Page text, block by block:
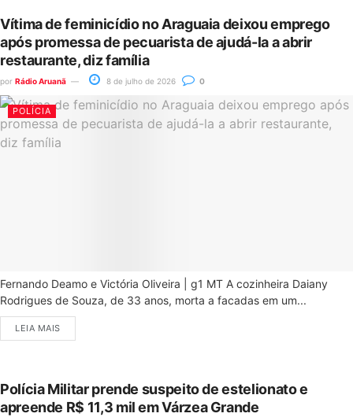
Vítima de feminicídio no Araguaia deixou emprego
após promessa de pecuarista de ajudá-la a abrir
restaurante, diz família
por Rádio Aruanã 8 de julho de 2026 0
POLÍCIA
Fernando Deamo e Victória Oliveira | g1 MT A cozinheira Daiany
Rodrigues de Souza, de 33 anos, morta a facadas em um...
LEIA MAIS
Polícia Militar prende suspeito de estelionato e
apreende R$ 11,3 mil em Várzea Grande